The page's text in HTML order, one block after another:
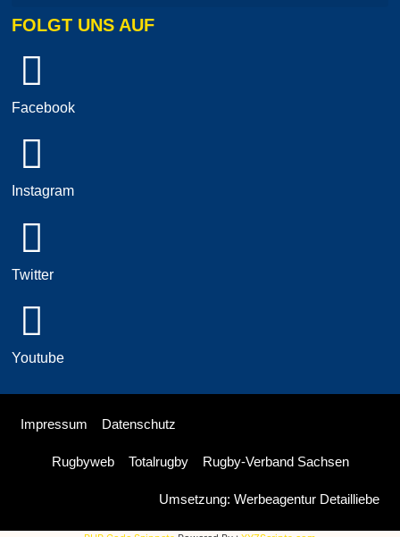
FOLGT UNS AUF
Facebook
Instagram
Twitter
Youtube
Impressum Datenschutz
Rugbyweb Totalrugby Rugby-Verband Sachsen
Umsetzung: Werbeagentur Detailliebe